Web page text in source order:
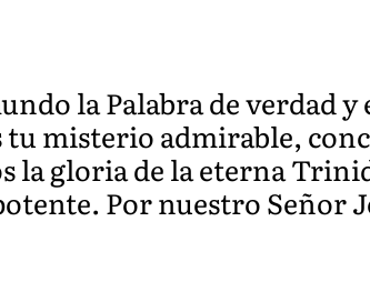
la Palabra de verdad
tu misterio admirable,
la gloria de la eterna
Por nuestro Señor